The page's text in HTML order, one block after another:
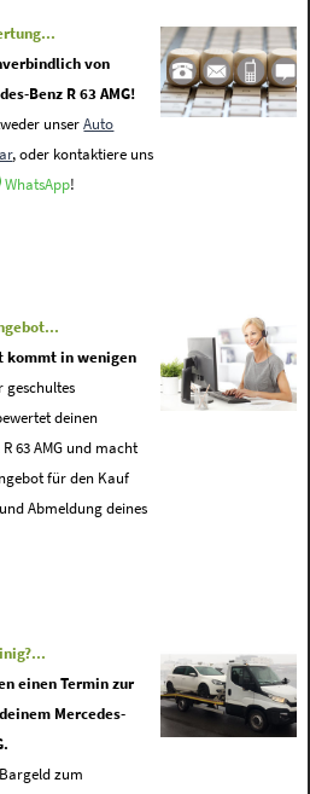
von
Benz R 63 AMG!
unserAuto
, oder kontaktiere uns
WhatsApp!
kommt in wenigen
geschultes
deinen
63 AMG und macht
für den Kauf
Abmeldung deines
einen Termin zur
Mercedes-
zum